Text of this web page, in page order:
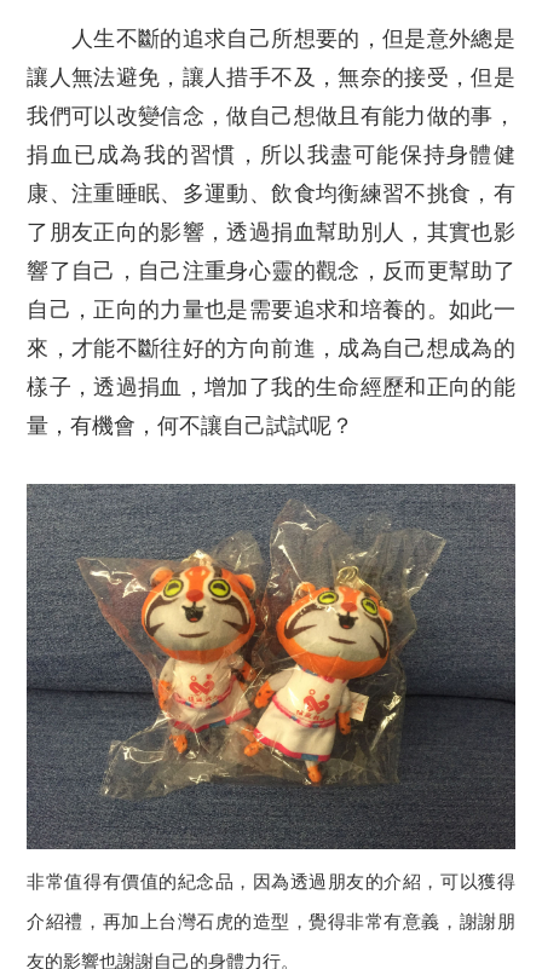
人生不斷的追求自己所想要的，但是意外總是
讓人無法避免，讓人措手不及，無奈的接受，但是
我們可以改變信念，做自己想做且有能力做的事，
捐血已成為我的習慣，所以我盡可能保持身體健
康、注重睡眠、多運動、飲食均衡練習不挑食，有
了朋友正向的影響，透過捐血幫助別人，其實也影
響了自己，自己注重身心靈的觀念，反而更幫助了
自己，正向的力量也是需要追求和培養的。如此一
來，才能不斷往好的方向前進，成為自己想成為的
樣子，透過捐血，增加了我的生命經歷和正向的能
量，有機會，何不讓自己試試呢？
非常值得有價值的紀念品，因為透過朋友的介紹，可以獲得
介紹禮，再加上台灣石虎的造型，覺得非常有意義，謝謝朋
友的影響也謝謝自己的身體力行。